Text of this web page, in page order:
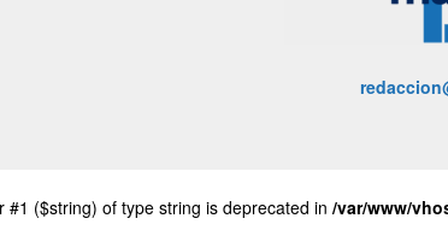
($string) of type string is deprecated in /var/www/